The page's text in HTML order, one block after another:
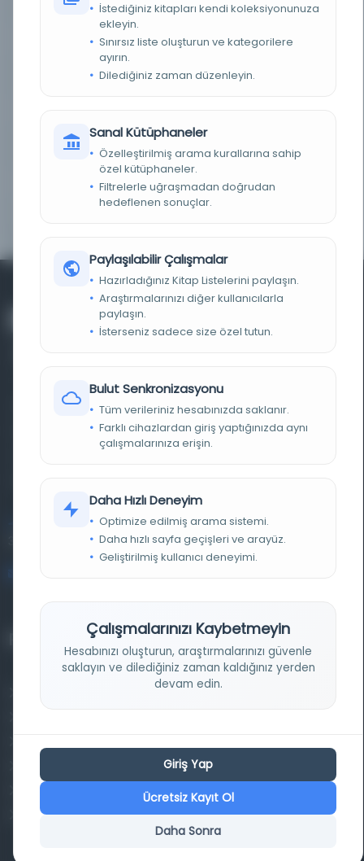
Evet
FIZIKSEL BOYUTLAR 8 صفحة (27 سطر) ؛
KAYIT NUMARASI
İmam Muhammed bin Suud İslam Üniversitesi
Farklı dönem, dil ve coğrafyalara ait tarihî yazma ve
basma eserleri, arşiv belgelerini, süreli yayınları ve görsel
Entertech Ofis: 322 İstanbul Ün. Avcılar Kampüsü Avcılar,
34320 İstanbul
Projelerimiz
Kazakça Metin Sıklık Analizi
Transkripsiyon Alfabesi Çevirisi
Tarihi Dokümanlarda Görüntü İyileştirilmesi
İstediğiniz kitapları kendi koleksiyonunuza
ekleyin.
Sınırsız liste oluşturun ve kategorilere
ayırın.
Dilediğiniz zaman düzenleyin.
Sanal Kütüphaneler
Özelleştirilmiş arama kurallarına sahip
özel kütüphaneler.
Filtrelerle uğraşmadan doğrudan
hedeflenen sonuçlar.
Paylaşılabilir Çalışmalar
Hazırladığınız Kitap Listelerini paylaşın.
Araştırmalarınızı diğer kullanıcılarla
paylaşın.
İsterseniz sadece size özel tutun.
Bulut Senkronizasyonu
Tüm verileriniz hesabınızda saklanır.
Farklı cihazlardan giriş yaptığınızda aynı
çalışmalarınıza erişin.
Daha Hızlı Deneyim
Optimize edilmiş arama sistemi.
Daha hızlı sayfa geçişleri ve arayüz.
Geliştirilmiş kullanıcı deneyimi.
Çalışmalarınızı Kaybetmeyin
Hesabınızı oluşturun, araştırmalarınızı güvenle
saklayın ve dilediğiniz zaman kaldığınız yerden
devam edin.
Giriş Yap
Ücretsiz Kayıt Ol
Daha Sonra